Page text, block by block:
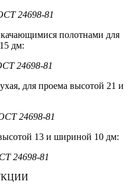
24698-81
полотнами для
дм:
24698-81
для проема высотой 21 и
24698-81
13 и шириной 10 дм:
24698-81